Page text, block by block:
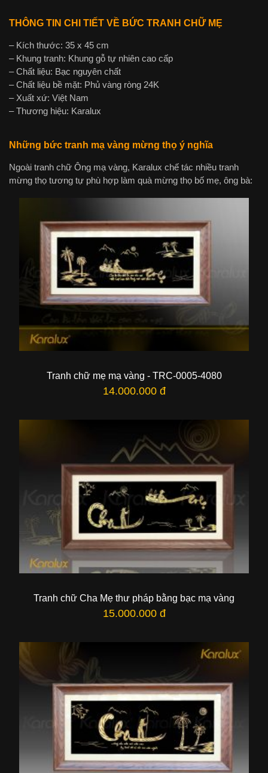
THÔNG TIN CHI TIẾT VỀ BỨC TRANH CHỮ MẸ
– Kích thước: 35 x 45 cm
– Khung tranh: Khung gỗ tự nhiên cao cấp
– Chất liệu: Bạc nguyên chất
– Chất liệu bề mặt: Phủ vàng ròng 24K
– Xuất xứ: Việt Nam
– Thương hiệu: Karalux
Những bức tranh mạ vàng mừng thọ ý nghĩa
Ngoài tranh chữ Ông mạ vàng, Karalux chế tác nhiều tranh
mừng thọ tương tự phù hợp làm quà mừng thọ bố mẹ, ông bà:
Tranh chữ mẹ mạ vàng - TRC-0005-4080
14.000.000 đ
Tranh chữ Cha Mẹ thư pháp bằng bạc mạ vàng
15.000.000 đ